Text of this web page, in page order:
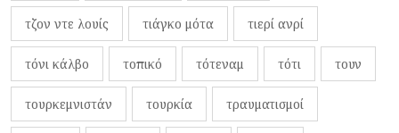
τζον ντε λουίς τιάγκο μότα τιερί ανρί
τόνι κάλβο τοπικό τότεναμ τότι τουν
τουρκεμνιστάν τουρκία τραυματισμοί